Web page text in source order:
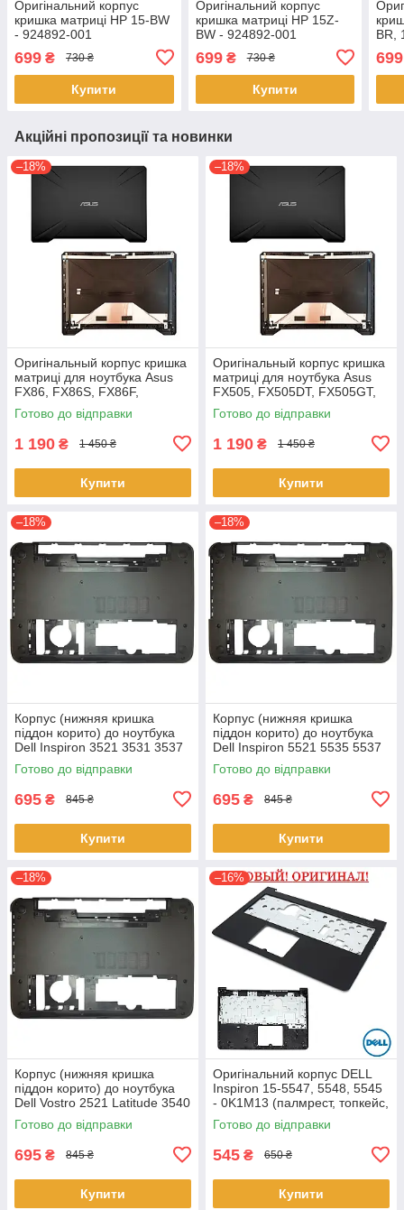
Оригінальний корпус
кришка матриці HP 15-BW
- 924892-001
699 ₴ 730 ₴
Купити
Оригінальний корпус
кришка матриці HP 15Z-
BW - 924892-001
699₴ 730 ₴
Купити
BR,
699
Акційні пропозиції та новинки
–18%
Оригінальный корпус кришка
матриці для ноутбука Asus
FX86, FX86S, FX86F,
FX86SF Series
Готово до відправки
1 190 ₴ 1 450 ₴
Купити
–18%
Оригінальный корпус кришка
матриці для ноутбука Asus
FX505, FX505DT, FX505GT,
FX505GE, FX505GD,
FX505DD
Готово до відправки
1 190 ₴ 1 450 ₴
Купити
–18%
Корпус (нижняя кришка
піддон корито) до ноутбука
Dell Inspiron 3521 3531 3537
(0YXMG9, AP0ZG000200)
Готово до відправки
695 ₴ 845 ₴
Купити
–18%
Корпус (нижняя кришка
піддон корито) до ноутбука
Dell Inspiron 5521 5535 5537
(0YXMG9, AP0ZG000200)
Готово до відправки
695 ₴ 845 ₴
Купити
–18%
Корпус (нижняя кришка
піддон корито) до ноутбука
Dell Vostro 2521 Latitude 3540
(0YXMG9, AP0ZG000200)
Готово до відправки
695 ₴ 845 ₴
Купити
–16%
Оригінальний корпус DELL
Inspiron 15-5547, 5548, 5545
- 0K1M13 (палмрест, топкейс,
верх)
Готово до відправки
545 ₴ 650 ₴
Купити